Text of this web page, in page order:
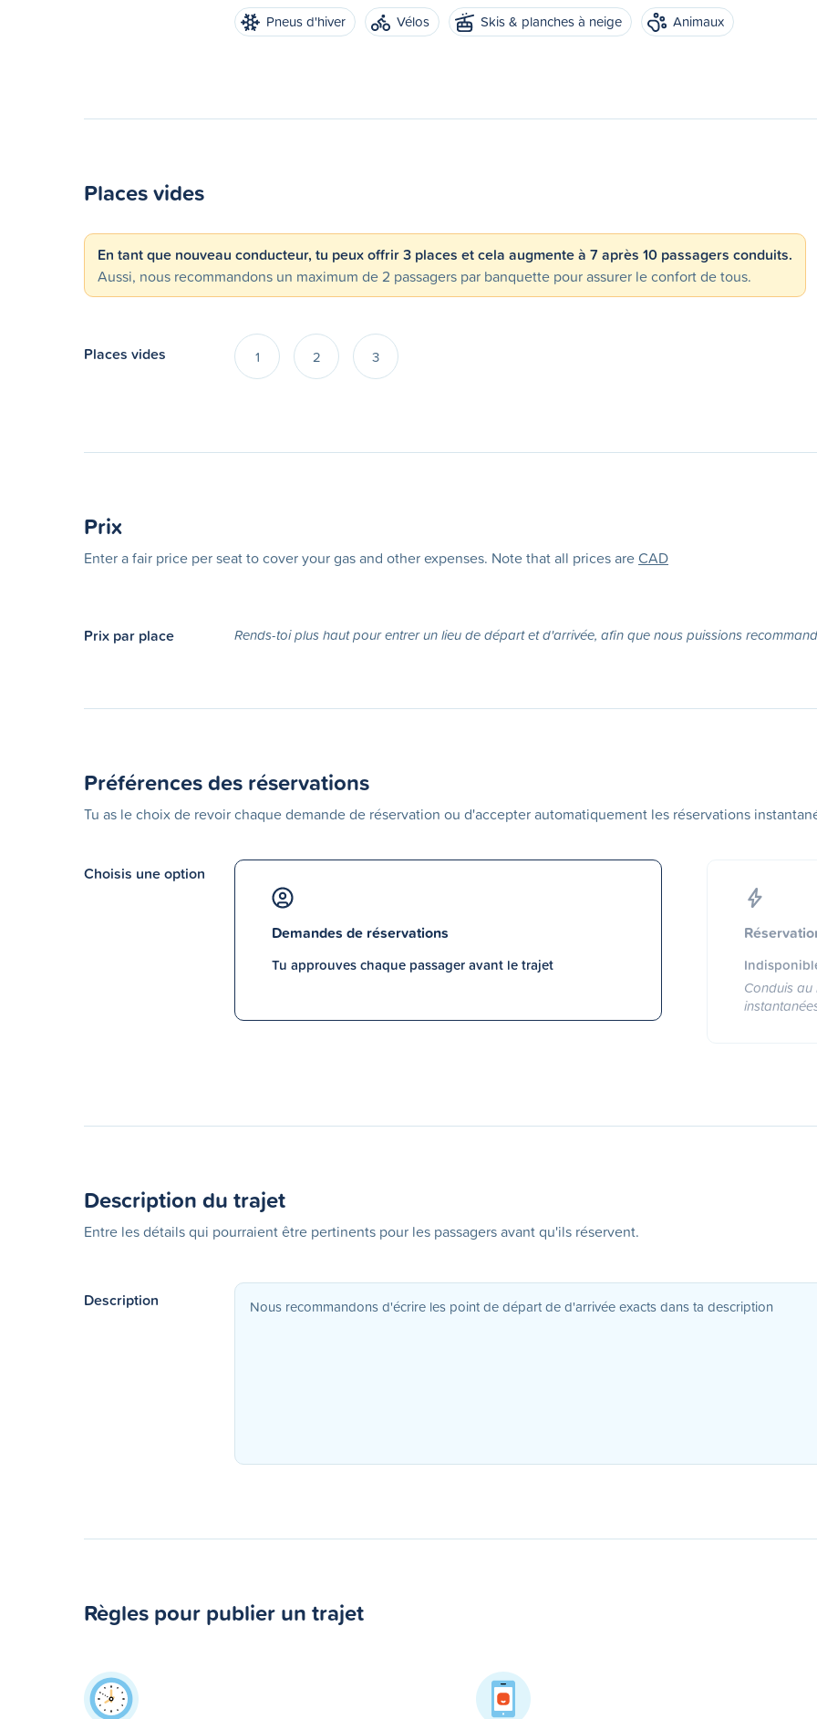
Pneus d'hiver Vélos Skis & planches à neige Animaux
Places vides
En tant que nouveau conducteur, tu peux offrir 3 places et cela augmente à 7 après 10 passagers conduits.
Aussi, nous recommandons un maximum de 2 passagers par banquette pour assurer le confort de tous.
Places vides 1 2 3
Prix
Enter a fair price per seat to cover your gas and other expenses. Note that all prices areCAD
Prix par place Rends-toi plus haut pour entrer un lieu de départ et d'arrivée, afin que nous puissions
Préférences des réservations
Tu as le choix de revoir chaque demande de réservation ou d'accepter automatiquement les réservations
Choisis une option
Demandes de réservations
Tu approuves chaque passager avant le trajet
Conduis
Description du trajet
Entre les détails qui pourraient être pertinents pour les passagers avant qu'ils réservent.
Description
Règles pour publier un trajet